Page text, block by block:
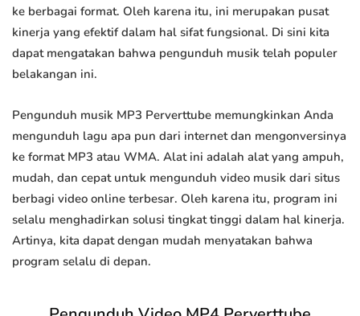
ke berbagai format. Oleh karena itu, ini merupakan pusat
kinerja yang efektif dalam hal sifat fungsional. Di sini kita
dapat mengatakan bahwa pengunduh musik telah populer
belakangan ini.
Pengunduh musik MP3 Perverttube memungkinkan Anda
mengunduh lagu apa pun dari internet dan mengonversinya
ke format MP3 atau WMA. Alat ini adalah alat yang ampuh,
mudah, dan cepat untuk mengunduh video musik dari situs
berbagi video online terbesar. Oleh karena itu, program ini
selalu menghadirkan solusi tingkat tinggi dalam hal kinerja.
Artinya, kita dapat dengan mudah menyatakan bahwa
program selalu di depan.